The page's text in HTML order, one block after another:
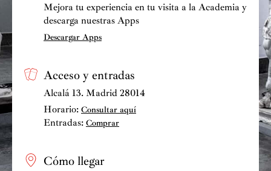
Mejora tu experiencia en tu visita a la Academia y
descarga nuestras Apps
Descargar Apps
Acceso y entradas
Alcalá 13. Madrid 28014
Horario: Consultar aquí
Entradas: Comprar
Cómo llegar